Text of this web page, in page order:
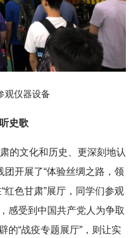
观仪器设备
史歌
的文化和历史、更深刻地认
团开展了“体验丝绸之路，领
红色甘肃”展厅，同学们参观
感受到中国共产党人为争取
的“战疫专题展厅”，则让实